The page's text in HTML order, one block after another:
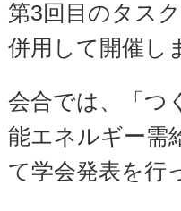
第3回目のタス
併用して開催し
会合では、「つ
能エネルギー需
て学会発表を行